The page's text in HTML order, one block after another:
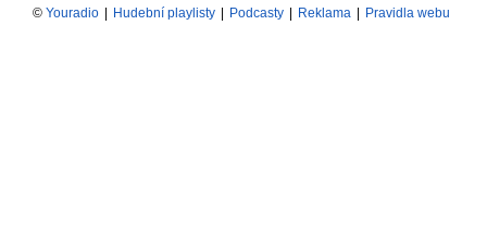
© Youradio Hudební playlisty Podcasty Reklama Pravidla webu